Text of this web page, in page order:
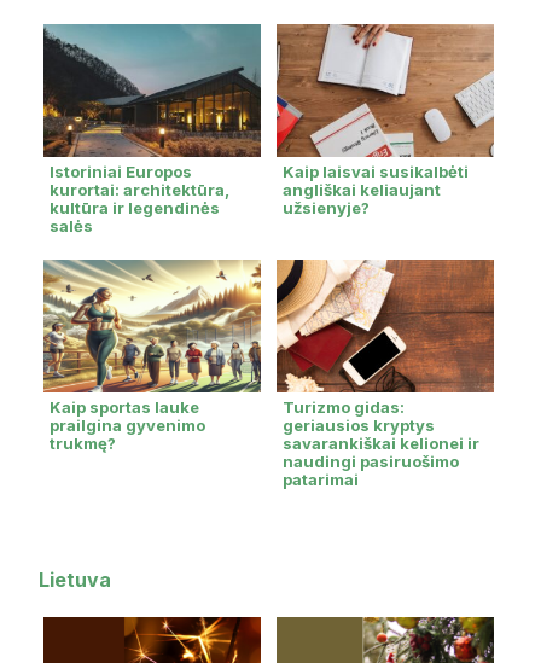
Istoriniai Europos
kurortai: architektūra,
kultūra ir legendinės
salės
Kaip laisvai susikalbėti
angliškai keliaujant
užsienyje?
Kaip sportas lauke
prailgina gyvenimo
trukmę?
Turizmo gidas:
geriausios kryptys
savarankiškai kelionei ir
naudingi pasiruošimo
patarimai
Lietuva